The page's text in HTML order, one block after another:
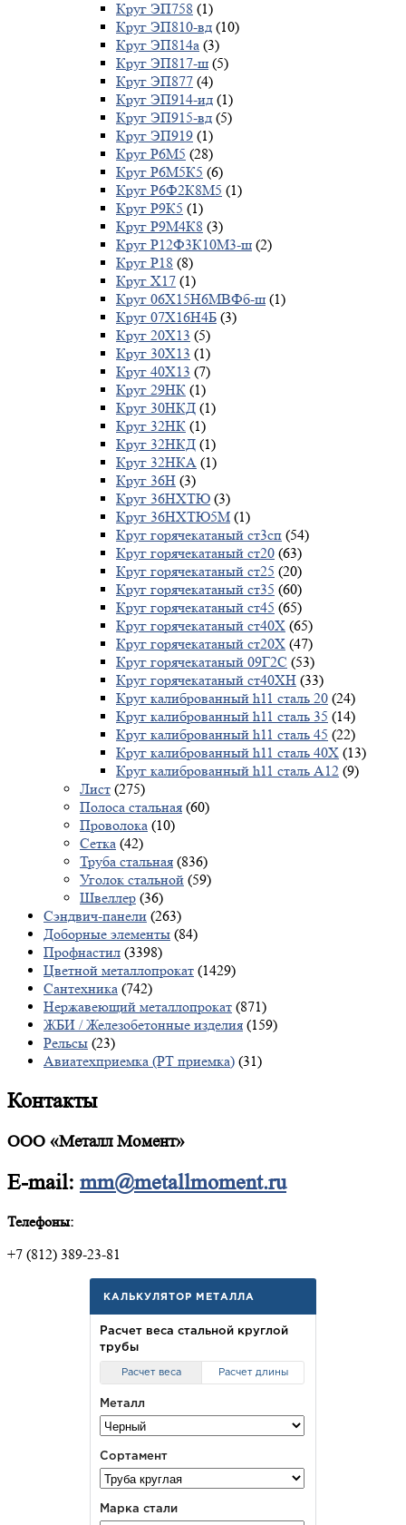
Круг ЭП758 (1)
Круг ЭП810-вд (10)
Круг ЭП814а (3)
Круг ЭП817-ш (5)
Круг ЭП877 (4)
Круг ЭП914-ид (1)
Круг ЭП915-вд (5)
Круг ЭП919 (1)
Круг Р6М5 (28)
Круг Р6М5К5 (6)
Круг Р6Ф2К8М5 (1)
Круг Р9К5 (1)
Круг Р9М4К8 (3)
Круг Р12Ф3К10М3-ш (2)
Круг Р18 (8)
Круг Х17 (1)
Круг 06Х15Н6МВФб-ш (1)
Круг 07Х16Н4Б (3)
Круг 20Х13 (5)
Круг 30Х13 (1)
Круг 40Х13 (7)
Круг 29НК (1)
Круг 30НКД (1)
Круг 32НК (1)
Круг 32НКД (1)
Круг 32НКА (1)
Круг 36Н (3)
Круг 36НХТЮ (3)
Круг 36НХТЮ5М (1)
Круг горячекатаный ст3сп (54)
Круг горячекатаный ст20 (63)
Круг горячекатаный ст25 (20)
Круг горячекатаный ст35 (60)
Круг горячекатаный ст45 (65)
Круг горячекатаный ст40Х (65)
Круг горячекатаный ст20Х (47)
Круг горячекатаный 09Г2С (53)
Круг горячекатаный ст40ХН (33)
Круг калиброванный h11 сталь 20 (24)
Круг калиброванный h11 сталь 35 (14)
Круг калиброванный h11 сталь 45 (22)
Круг калиброванный h11 сталь 40X (13)
Круг калиброванный h11 сталь А12 (9)
Лист (275)
Полоса стальная (60)
Проволока (10)
Сетка (42)
Труба стальная (836)
Уголок стальной (59)
Швеллер (36)
Сэндвич-панели (263)
Доборные элементы (84)
Профнастил (3398)
Цветной металлопрокат (1429)
Сантехника (742)
Нержавеющий металлопрокат (871)
ЖБИ / Железобетонные изделия (159)
Рельсы (23)
Авиатехприемка (РТ приемка) (31)
Контакты
ООО «Металл Момент»
E-mail: mm@metallmoment.ru
Телефоны:
+7 (812) 389-23-81